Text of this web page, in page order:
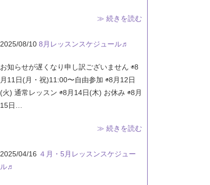
≫ 続きを読む
2025/08/10 8月レッスンスケジュール♬
お知らせが遅くなり申し訳ございません ◉8
月11日(月・祝)11:00〜自由参加 ◉8月12日
(火) 通常レッスン ◉8月14日(木) お休み ◉8月
15日…
≫ 続きを読む
2025/04/16 ４月・5月レッスンスケジュー
ル♬